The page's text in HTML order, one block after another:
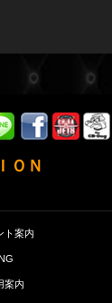
ＯＮ
ト案内
案内